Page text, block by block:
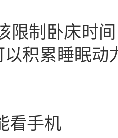
限制卧床时
以积累睡眠动
看手机